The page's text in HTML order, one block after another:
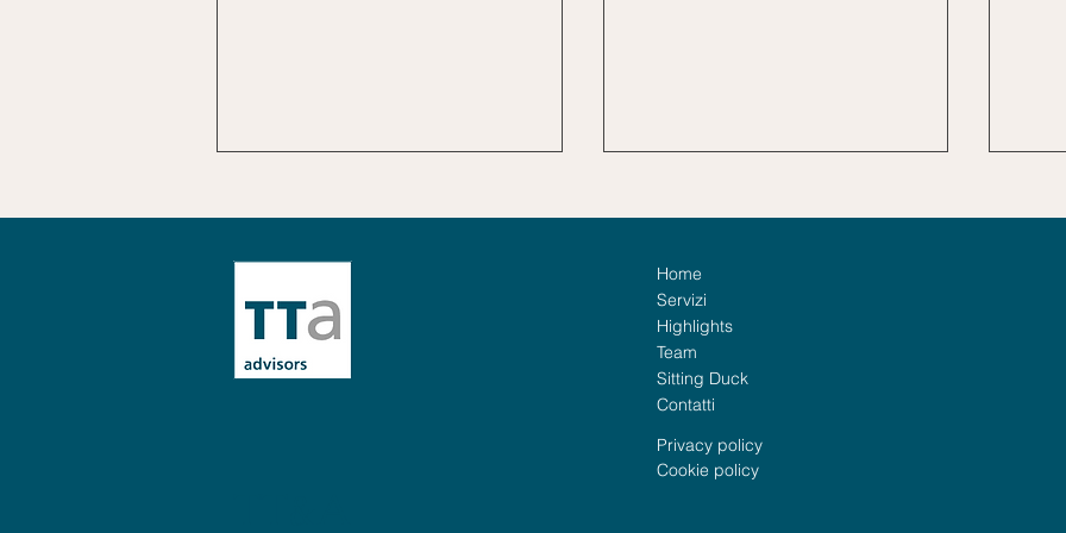
Prepararsi alla crisi:
Hormuz: nove corridoi
chiusi. Una sola crisi.
Home
Servizi
Highlights
Team
Sitting Duck
Contatti
Privacy policy
Cookie policy